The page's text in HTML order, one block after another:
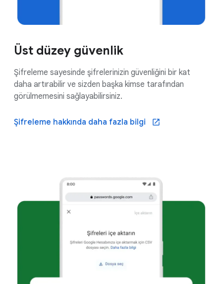
Üst düzey güvenlik
Şifreleme sayesinde şifrelerinizin güvenliğini bir kat
daha artırabilir ve sizden başka kimse tarafından
görülmemesini sağlayabilirsiniz.
Şifreleme hakkında daha fazla bilgi